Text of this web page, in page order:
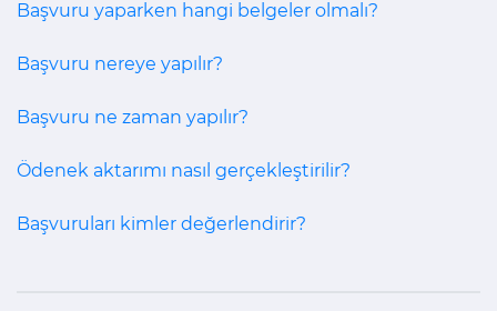
Başvuru yaparken hangi belgeler olmalı?
Başvuru nereye yapılır?
Başvuru ne zaman yapılır?
Ödenek aktarımı nasıl gerçekleştirilir?
Başvuruları kimler değerlendirir?